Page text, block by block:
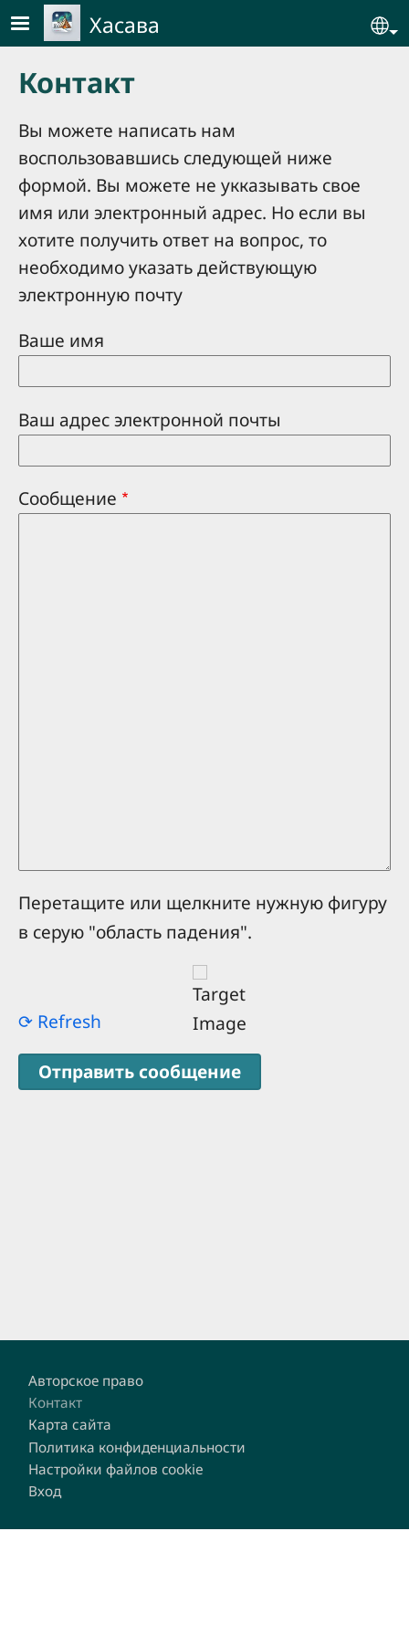
Skip to main content
Хасава
Контакт
Вы можете написать нам
воспользовавшись следующей ниже
формой. Вы можете не укказывать свое
имя или электронный адрес. Но если вы
хотите получить ответ на вопрос, то
необходимо указать действующую
электронную почту
Ваше имя
Ваш адрес электронной почты
Сообщение
Перетащите или щелкните нужную фигуру
в серую "область падения".
⟳ Refresh
Footer
Авторское право
Контакт
Карта сайта
Политика конфиденциальности
Настройки файлов cookie
Вход